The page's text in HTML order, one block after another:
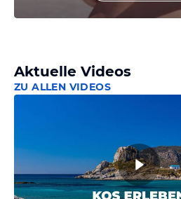
Aktuelle Videos
ZU ALLEN VIDEOS